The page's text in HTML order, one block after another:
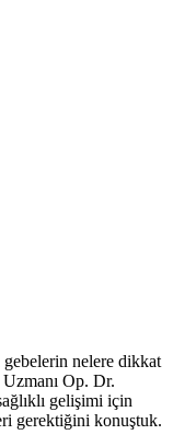
gebelerin nelere dikkat
Op. Dr.
gelişimi için
gerektiğini konuştuk.